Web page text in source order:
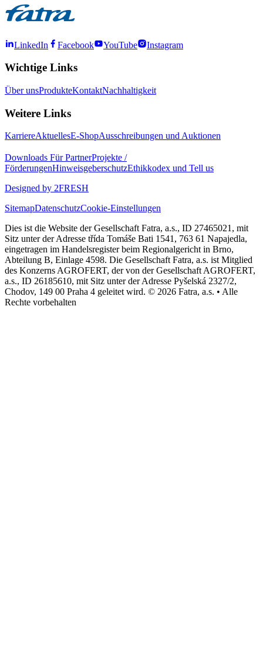
LinkedIn Facebook YouTube Instagram
Wichtige Links
Über unsProdukteKontaktNachhaltigkeit
Weitere Links
KarriereAktuellesE-ShopAusschreibungen und Auktionen
Downloads Für PartnerProjekte /
FörderungenHinweisgeberschutzEthikkodex und Tell us
Designed by 2FRESH
SitemapDatenschutzCookie-Einstellungen
Dies ist die Website der Gesellschaft Fatra, a.s., ID 27465021, mit
Sitz unter der Adresse třída Tomáše Bati 1541, 763 61 Napajedla,
eingetragen im Handelsregister beim Regionalgericht in Brno,
Abteilung B, Einlage 4598. Die Gesellschaft Fatra, a.s. ist Mitglied
des Konzerns AGROFERT, der von der Gesellschaft AGROFERT,
a.s., ID 26185610, mit Sitz unter der Adresse Pyšelská 2327/2,
Chodov, 149 00 Praha 4 geleitet wird. © 2026 Fatra, a.s. • Alle
Rechte vorbehalten